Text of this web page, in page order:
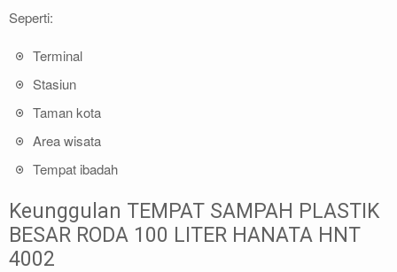
Seperti:
Terminal
Stasiun
Taman kota
Area wisata
Tempat ibadah
Keunggulan TEMPAT SAMPAH PLASTIK
BESAR RODA 100 LITER HANATA HNT
4002